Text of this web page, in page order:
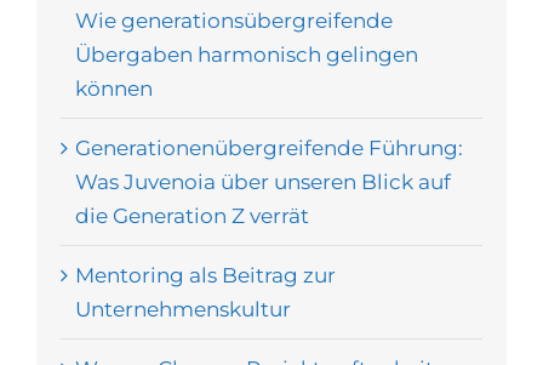
Wie generationsübergreifende
Übergaben harmonisch gelingen
können
Generationenübergreifende Führung:
Was Juvenoia über unseren Blick auf
die Generation Z verrät
Mentoring als Beitrag zur
Unternehmenskultur